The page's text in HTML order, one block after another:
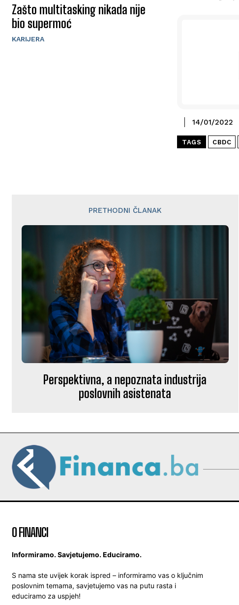
Zašto multitasking nikada nije
bio supermoć
KARIJERA
14/01/2022
TAGS CBDC
PRETHODNI ČLANAK
Perspektivna, a nepoznata industrija
poslovnih asistenata
O FINANCI
Informiramo. Savjetujemo. Educiramo.
S nama ste uvijek korak ispred – informiramo vas o ključnim
poslovnim temama, savjetujemo vas na putu rasta i
educiramo za uspjeh!